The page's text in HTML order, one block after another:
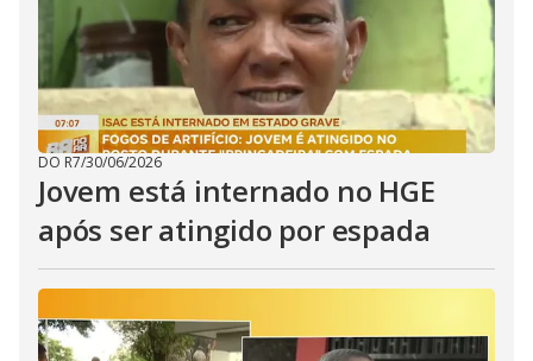
DO R7/30/06/2026
Jovem está internado no HGE
após ser atingido por espada